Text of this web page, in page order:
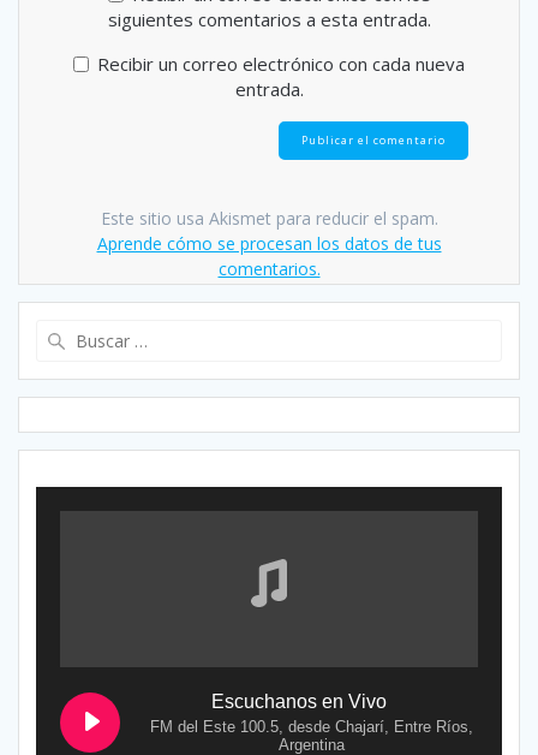
siguientes comentarios a esta entrada.
Recibir un correo electrónico con cada nueva
entrada.
Este sitio usa Akismet para reducir el spam.
Aprende cómo se procesan los datos de tus
comentarios.
Escuchanos en Vivo
FM del Este 100.5, desde Chajarí, Entre Ríos,
Argentina